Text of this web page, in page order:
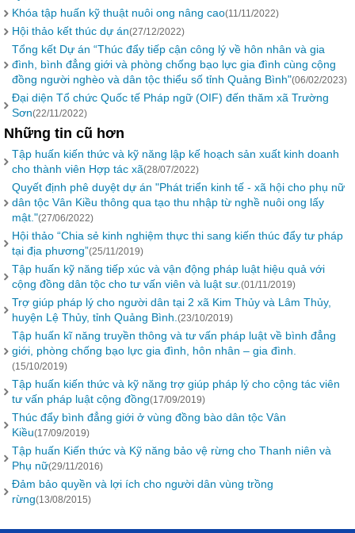
Khóa tập huấn kỹ thuật nuôi ong nâng cao(11/11/2022)
Hội thảo kết thúc dự án(27/12/2022)
Tổng kết Dự án “Thúc đẩy tiếp cận công lý về hôn nhân và gia
đình, bình đẳng giới và phòng chống bạo lực gia đình cùng cộng
đồng người nghèo và dân tộc thiểu số tỉnh Quảng Bình"(06/02/2023)
Đại diện Tổ chức Quốc tế Pháp ngữ (OIF) đến thăm xã Trường
Sơn(22/11/2022)
Những tin cũ hơn
Tập huấn kiến thức và kỹ năng lập kế hoạch sản xuất kinh doanh
cho thành viên Hợp tác xã(28/07/2022)
Quyết định phê duyệt dự án "Phát triển kinh tế - xã hội cho phụ nữ
dân tộc Vân Kiều thông qua tạo thu nhập từ nghề nuôi ong lấy
mật."(27/06/2022)
Hội thảo “Chia sẻ kinh nghiệm thực thi sang kiến thúc đẩy tư pháp
tại địa phương”(25/11/2019)
Tập huấn kỹ năng tiếp xúc và vận động pháp luật hiệu quả với
cộng đồng dân tộc cho tư vấn viên và luật sư. (01/11/2019)
Trợ giúp pháp lý cho người dân tại 2 xã Kim Thủy và Lâm Thủy,
huyện Lệ Thủy, tỉnh Quảng Bình. (23/10/2019)
Tập huấn kĩ năng truyền thông và tư vấn pháp luật về bình đẳng
giới, phòng chống bạo lực gia đình, hôn nhân – gia đình.
(15/10/2019)
Tập huấn kiến thức và kỹ năng trợ giúp pháp lý cho cộng tác viên
tư vấn pháp luật cộng đồng(17/09/2019)
Thúc đẩy bình đẳng giới ở vùng đồng bào dân tộc Vân
Kiều(17/09/2019)
Tập huấn Kiến thức và Kỹ năng bảo vệ rừng cho Thanh niên và
Phụ nữ(29/11/2016)
Đảm bảo quyền và lợi ích cho người dân vùng trồng
rừng(13/08/2015)